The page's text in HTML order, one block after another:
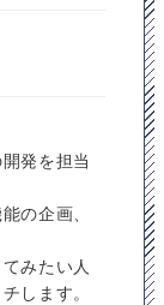
発を担当
の企画、
みたい人
します。